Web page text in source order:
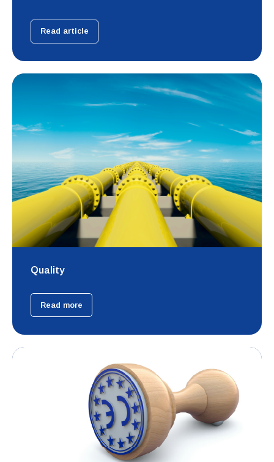
Read article
Quality
Read more